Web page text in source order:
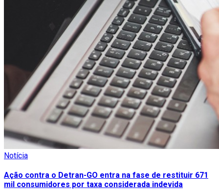
Notícia
Ação contra o Detran-GO entra na fase de restituir 671
mil consumidores por taxa considerada indevida